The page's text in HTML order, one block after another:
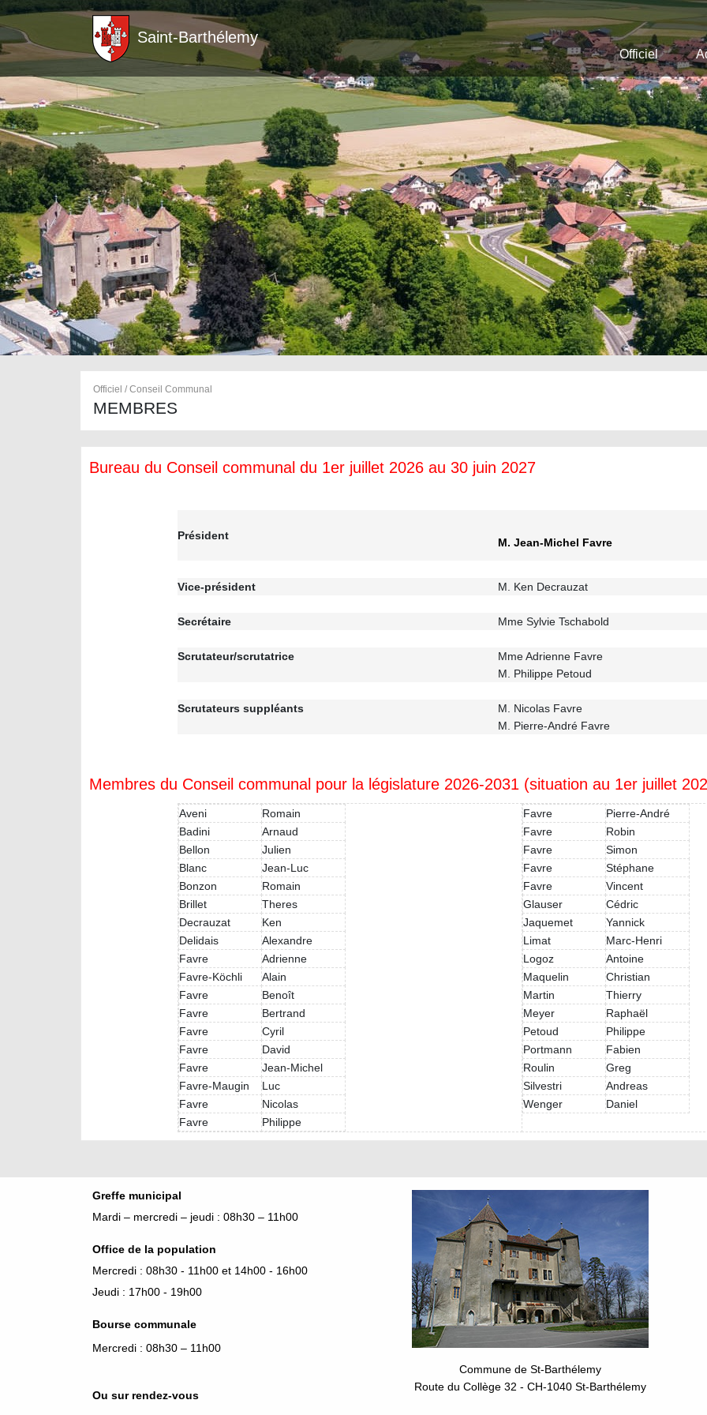
Saint-Barthélemy
Officiel
Officiel / Conseil Communal
MEMBRES
Bureau du Conseil communal du 1er juillet 2026 au 30 juin 2027
Président
M. Jean-Michel Favre
Vice-président M. Ken Decrauzat
Secrétaire Mme Sylvie Tschabold
Scrutateur/scrutatrice
Mme Adrienne Favre
M. Philippe Petoud
Scrutateurs suppléants
M. Nicolas Favre
M. Pierre-André Favre
Membres du Conseil communal pour la législature 2026-2031 (situation au 1er juillet
Aveni
Romain
Badini
Arnaud
Bellon
Julien
Blanc
Jean-Luc
Bonzon
Romain
Brillet
Theres
Decrauzat
Ken
Delidais
Alexandre
Favre
Adrienne
Favre-Köchli
Alain
Favre
Benoît
Favre
Bertrand
Favre
Cyril
Favre
David
Favre
Jean-Michel
Favre-Maugin
Luc
Favre
Nicolas
Favre
Philippe
Favre
Pierre-André
Favre
Robin
Favre
Simon
Favre
Stéphane
Favre
Vincent
Glauser
Cédric
Jaquemet
Yannick
Limat
Marc-Henri
Logoz
Antoine
Maquelin
Christian
Martin
Thierry
Meyer
Raphaël
Petoud
Philippe
Portmann
Fabien
Roulin
Greg
Silvestri
Andreas
Wenger
Daniel
Greffe municipal
Mardi – mercredi – jeudi : 08h30 – 11h00
Office de la population
Mercredi : 08h30 - 11h00 et 14h00 - 16h00
Jeudi : 17h00 - 19h00
Bourse communale
Mercredi : 08h30 – 11h00
Ou sur rendez-vous
Commune de St-Barthélemy
Route du Collège 32 - CH-1040 St-Barthélemy